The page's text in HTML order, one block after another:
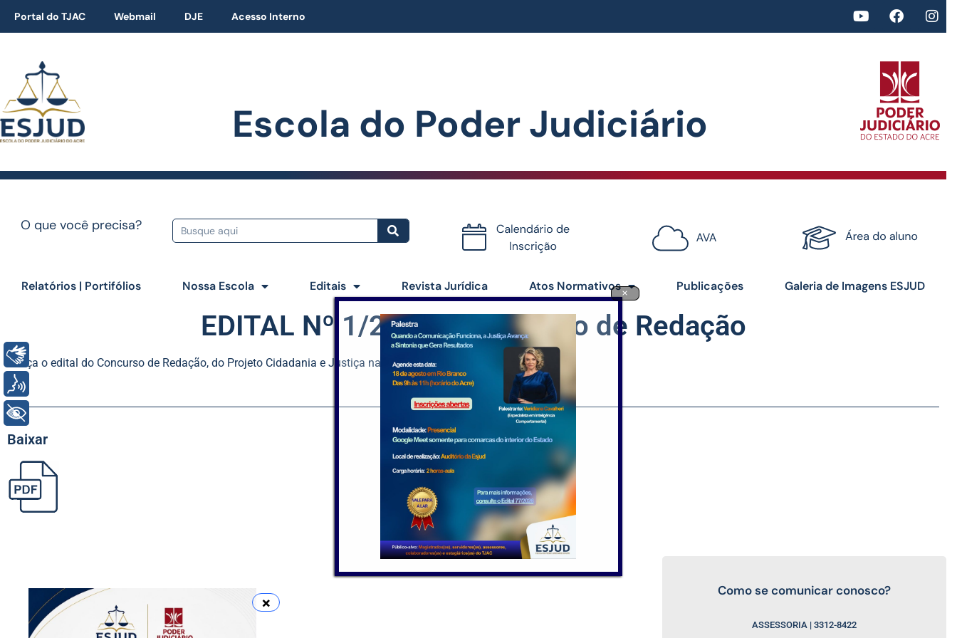
Portal do TJAC Webmail DJE Acesso Interno
Escola do Poder Judiciário​
O que você precisa?
Certificados <> Certificados
Relatórios | Portifólios Nossa Escola Editais Revista Jurídica Atos Normativos Publicações Galeria de Imagens ESJUD
EDITAL Nº 1/2022 – Concurso de Redação
Lança o edital do Concurso de Redação, do Projeto Cidadania e Justiça na Escola, conforme as regras descritas:
Baixar
Como se comunicar conosco?
ASSESSORIA | 3312-8422
×
Libras